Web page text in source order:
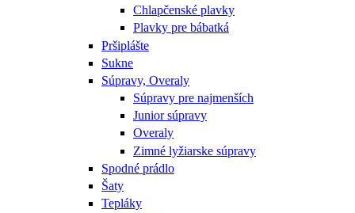
Chlapčenské plavky
Plavky pre bábatká
Pršiplášte
Sukne
Súpravy, Overaly
Súpravy pre najmenších
Junior súpravy
Overaly
Zimné lyžiarske súpravy
Spodné prádlo
Šaty
Tepláky